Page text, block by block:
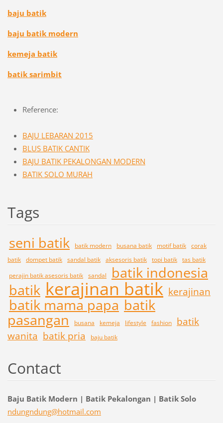
baju batik
baju batik modern
kemeja batik
batik sarimbit
Reference:
BAJU LEBARAN 2015
BLUS BATIK CANTIK
BAJU BATIK PEKALONGAN MODERN
BATIK SOLO MURAH
Tags
seni batik batik modern busana batik motif batik corak
batik dompet batik sandal batik aksesoris batik topi batik tas batik
perajin batik asesoris batik sandal
batik indonesia
batik kerajinan batik kerajinan
batik mama papa batik
pasangan
busana kemeja lifestyle fashion
batik
wanita batik pria baju batik
Contact
Baju Batik Modern | Batik Pekalongan | Batik Solo
ndungndung@hotmail.com